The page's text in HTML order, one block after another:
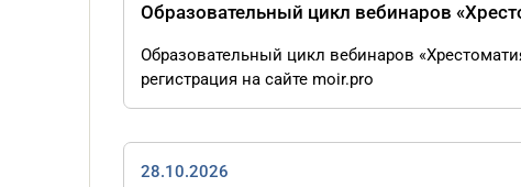
Образовательный цикл вебинаров
Образовательный цикл вебинаров
регистрация на сайте moir.pro
28.10.2026